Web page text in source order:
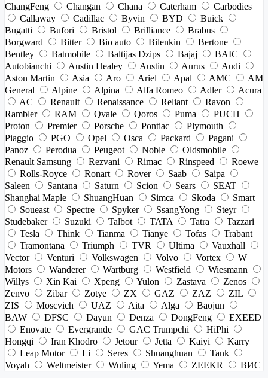
ChangFeng
Changan Chana Caterham
Carbodies
Callaway
Cadillac Byvin BYD
Buick
Bugatti
Bufori Bristol Brilliance
Brabus
Borgward
Bitter Bio auto Bilenkin
Bertone
Bentley
Batmobile Baltijas Dzips Bajaj
BAIC
Autobianchi
Austin Healey Austin Aurus
Audi
Aston Martin
Asia Aro Ariel Apal AMC
AM
General
Alpine Alpina Alfa Romeo Adler
Acura
AC
Renault Renaissance Reliant
Ravon
Rambler
RAM Qvale Qoros Puma
PUCH
Proton
Premier Porsche Pontiac
Plymouth
Piaggio
PGO Opel Osca Packard
Pagani
Panoz
Perodua Peugeot Noble
Oldsmobile
Renault Samsung
Rezvani Rimac Rinspeed
Roewe
Rolls-Royce
Ronart Rover Saab
Saipa
Saleen
Santana Saturn Scion Sears
SEAT
Shanghai Maple
ShuangHuan Simca Skoda
Smart
Soueast
Spectre Spyker SsangYong
Steyr
Studebaker
Suzuki Talbot TATA Tatra
Tazzari
Tesla
Think Tianma Tianye Tofas
Trabant
Tramontana
Triumph TVR Ultima
Vauxhall
Vector
Venturi Volkswagen Volvo Vortex
W
Motors
Wanderer Wartburg Westfield
Wiesmann
Willys
Xin Kai Xpeng Yulon Zastava
Zenos
Zenvo
Zibar Zotye ZX GAZ ZAZ
ZIL
ZIS
Moscvich UAZ Aita Alga
Baojun
BAW
DFSC Dayun Denza DongFeng
EXEED
Enovate
Evergrande GAC Trumpchi
HiPhi
Hongqi
Iran Khodro Jetour Jetta Kaiyi
Karry
Leap Motor
Li Seres Shuanghuan
Tank
Voyah
Weltmeister Wuling Yema ZEEKR
ВИС